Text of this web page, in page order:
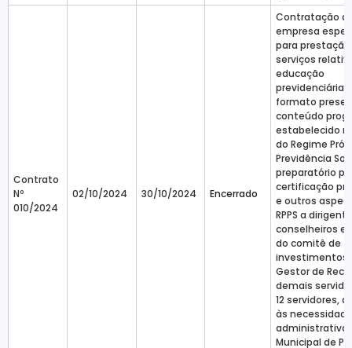
Contrato
Nº
010/2024
02/10/2024 30/10/2024 Encerrado
Contratação
empresa
para
serviços
educação
previdenciária,
formato
conteúdo
estabelecido
do Regime
Previdência
preparatório
certificação
e outros
RPPS a
conselheiros e
do comitê de
investimentos
Gestor de
demais
12 servidores,
às
administrativa
Municipal de